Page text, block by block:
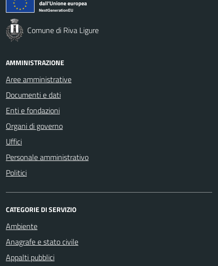
Comune di Riva Ligure
AMMINISTRAZIONE
Aree amministrative
Documenti e dati
Enti e fondazioni
Organi di governo
Uffici
Personale amministrativo
Politici
CATEGORIE DI SERVIZIO
Ambiente
Anagrafe e stato civile
Appalti pubblici